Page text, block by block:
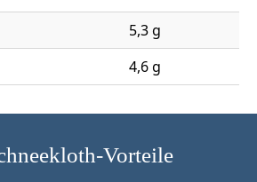
5,3 g
4,6 g
Vorteile